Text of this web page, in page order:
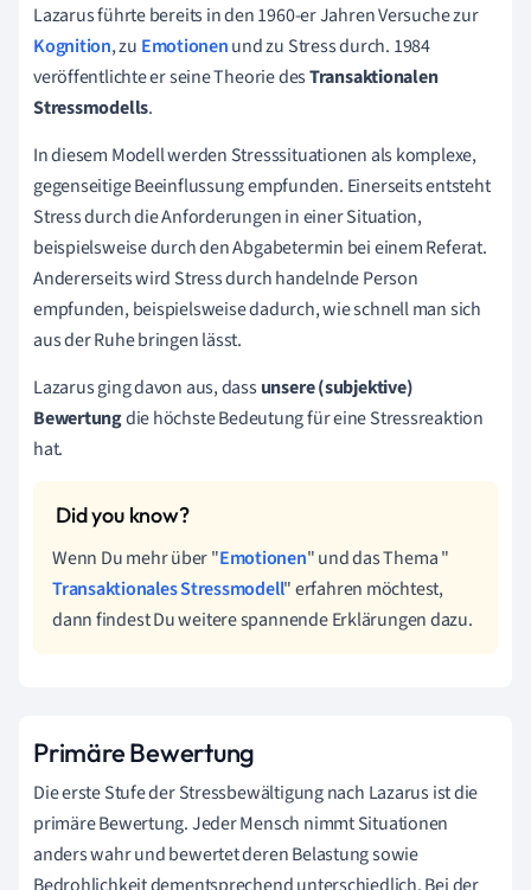
Lazarus führte bereits in den 1960-er Jahren Versuche zur
Kognition, zu Emotionenund zu Stress durch. 1984
veröffentlichte er seine Theorie desTransaktionalen
Stressmodells.
In diesem Modell werden Stresssituationen als komplexe,
gegenseitige Beeinflussung empfunden. Einerseits entsteht
Stress durch die Anforderungen in einer Situation,
beispielsweise durch den Abgabetermin bei einem Referat.
Andererseits wird Stress durch handelnde Person
empfunden, beispielsweise dadurch, wie schnell man sich
aus der Ruhe bringen lässt.
Lazarus ging davon aus, dassunsere (subjektive)
Bewertungdie höchste Bedeutung für eine Stressreaktion
hat.
Wenn Du mehr über "Emotionen" und das Thema "
Transaktionales Stressmodell" erfahren möchtest,
dann findest Du weitere spannende Erklärungen dazu.
Primäre Bewertung
Die erste Stufe der Stressbewältigung nach Lazarus ist die
primäre Bewertung. Jeder Mensch nimmt Situationen
anders wahr und bewertet deren Belastung sowie
Bedrohlichkeit dementsprechend unterschiedlich. Bei der